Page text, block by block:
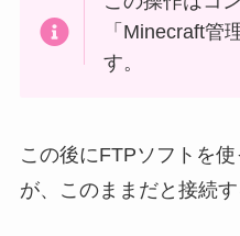
「Minecraft管
す。
この後にFTPソフトを
が、このままだと接続